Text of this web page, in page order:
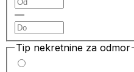
—
Tip nekretnine za odmor